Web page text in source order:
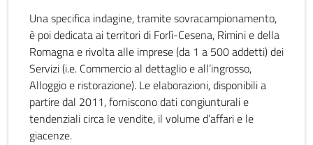
Una specifica indagine, tramite sovracampionamento,
è poi dedicata ai territori di Forlì-Cesena, Rimini e della
Romagna e rivolta alle imprese (da 1 a 500 addetti) dei
Servizi (i.e. Commercio al dettaglio e all’ingrosso,
Alloggio e ristorazione). Le elaborazioni, disponibili a
partire dal 2011, forniscono dati congiunturali e
tendenziali circa le vendite, il volume d’affari e le
giacenze.